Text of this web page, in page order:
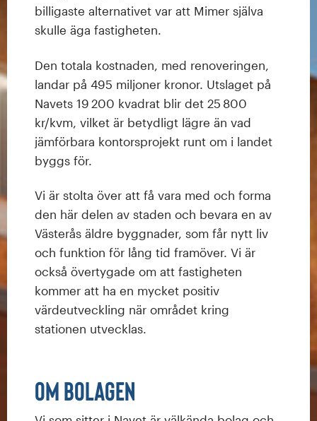
billigaste alternativet var att Mimer själva
skulle äga fastigheten.
Den totala kostnaden, med renoveringen,
landar på 495 miljoner kronor. Utslaget på
Navets 19 200 kvadrat blir det 25 800
kr/kvm, vilket är betydligt lägre än vad
jämförbara kontorsprojekt runt om i landet
byggs för.
Vi är stolta över att få vara med och forma
den här delen av staden och bevara en av
Västerås äldre byggnader, som får nytt liv
och funktion för lång tid framöver. Vi är
också övertygade om att fastigheten
kommer att ha en mycket positiv
värdeutveckling när området kring
stationen utvecklas.
Om bolagen